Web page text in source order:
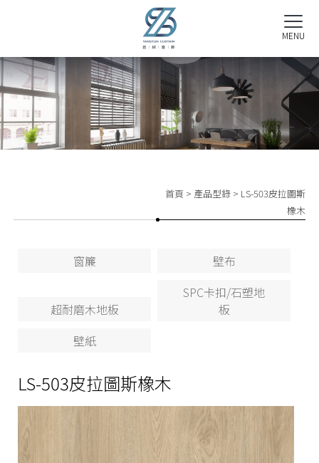
首頁 > 產品型錄 > LS-503皮拉圖斯
橡木
窗簾 壁布
超耐磨木地板
SPC卡扣/石塑地
板
壁紙
LS-503皮拉圖斯橡木